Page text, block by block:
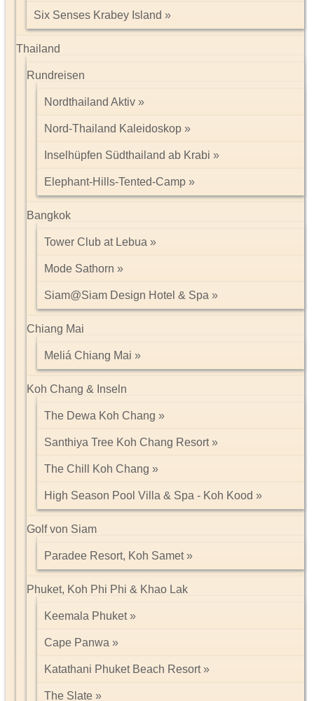
Six Senses Krabey Island
Thailand
Rundreisen
Nordthailand Aktiv
Nord-Thailand Kaleidoskop
Inselhüpfen Südthailand ab Krabi
Elephant-Hills-Tented-Camp
Bangkok
Tower Club at Lebua
Mode Sathorn
Siam@Siam Design Hotel & Spa
Chiang Mai
Meliá Chiang Mai
Koh Chang & Inseln
The Dewa Koh Chang
Santhiya Tree Koh Chang Resort
The Chill Koh Chang
High Season Pool Villa & Spa - Koh Kood
Golf von Siam
Paradee Resort, Koh Samet
Phuket, Koh Phi Phi & Khao Lak
Keemala Phuket
Cape Panwa
Katathani Phuket Beach Resort
The Slate